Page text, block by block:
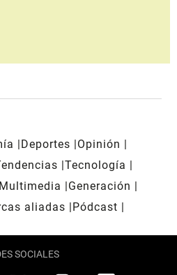
Deportes
Opinión
Tecnología
Multimedia
Generación
aliadas
Pódcast
SOCIALES